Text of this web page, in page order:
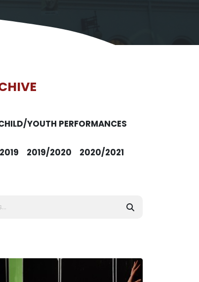
YOUTH PERFORMANCES
2019/2020
2020/2021